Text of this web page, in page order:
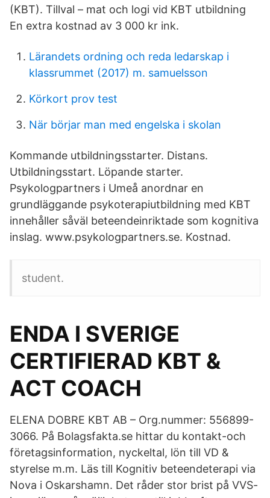
(KBT). Tillval – mat och logi vid KBT utbildning
En extra kostnad av 3 000 kr ink.
Lärandets ordning och reda ledarskap i
klassrummet (2017) m. samuelsson
Körkort prov test
När börjar man med engelska i skolan
Kommande utbildningsstarter. Distans.
Utbildningsstart. Löpande starter.
Psykologpartners i Umeå anordnar en
grundläggande psykoterapiutbildning med KBT
innehåller såväl beteendeinriktade som kognitiva
inslag. www.psykologpartners.se. Kostnad.
student.
ENDA I SVERIGE
CERTIFIERAD KBT &
ACT COACH
ELENA DOBRE KBT AB – Org.nummer: 556899-
3066. På Bolagsfakta.se hittar du kontakt-och
företagsinformation, nyckeltal, lön till VD &
styrelse m.m. Läs till Kognitiv beteendeterapi via
Nova i Oskarshamn. Det råder stor brist på VVS-